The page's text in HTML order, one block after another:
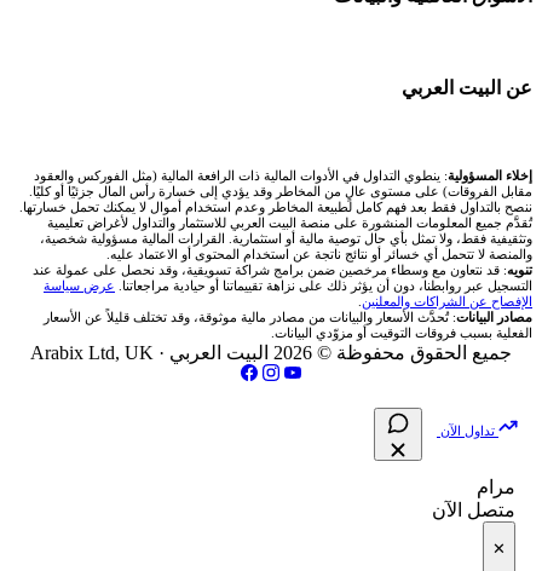
انتراكتيف بروكرز IBKR
شركات تداول في عُمان
شركات تداول في فلسطين
شركات تداول في مصر
🇶🇦 بورصة قطر
🇧🇭 بورصة البحرين
🇴🇲 بورصة مسقط
🇵🇸 بورصة فلسطين
📋 جميع الأسهم
🕌 الأسهم الحلال
📊 حاسبة قيمة النقطة
📌 حاسبة النقاط المحورية
📏 حاسبة حجم المركز
🔄 حاسبة تكلفة السواب
📈 حاسبة عائد التداول
📊 حاسبة الربح التراكمي
🧮 حاسبة متوسط سعر السهم
🌐 المؤشرات العالمية
🥇 أسعار الذهب والمعادن
💱 أسعار العملات والفوركس
💵 سعر الريال السعودي في مصر
📅 المؤشرات الاقتصادية
عن البيت العربي
من نحن
تواصل معنا
فريق المؤلفين
مقالات تعليمية
سياسة تقييم الشركات
الإبلاغ عن شركة نصابة
إخلاء المسؤولية: ينطوي التداول في الأدوات المالية ذات الرافعة المالية (مثل الفوركس والعقود
مقابل الفروقات) على مستوى عالٍ من المخاطر وقد يؤدي إلى خسارة رأس المال جزئيًا أو كليًا.
ننصح بالتداول فقط بعد فهم كامل لطبيعة المخاطر وعدم استخدام أموال لا يمكنك تحمل خسارتها.
تُقدَّم جميع المعلومات المنشورة على منصة البيت العربي للاستثمار والتداول لأغراض تعليمية
وتثقيفية فقط، ولا تمثل بأي حال توصية مالية أو استثمارية. القرارات المالية مسؤولية شخصية،
والمنصة لا تتحمل أي خسائر أو نتائج ناتجة عن استخدام المحتوى أو الاعتماد عليه.
تنويه: قد نتعاون مع وسطاء مرخصين ضمن برامج شراكة تسويقية، وقد نحصل على عمولة عند
التسجيل عبر روابطنا، دون أن يؤثر ذلك على نزاهة تقييماتنا أو حيادية مراجعاتنا. عرض سياسة
الإفصاح عن الشراكات والمعلنين
مصادر البيانات: تُحدَّث الأسعار والبيانات من مصادر مالية موثوقة، وقد تختلف قليلاً عن الأسعار
الفعلية بسبب فروقات التوقيت أو مزوّدي البيانات.
جميع الحقوق محفوظة © 2026 البيت العربي · Arabix Ltd, UK
تداول الآن
مرام
متصل الآن
✕